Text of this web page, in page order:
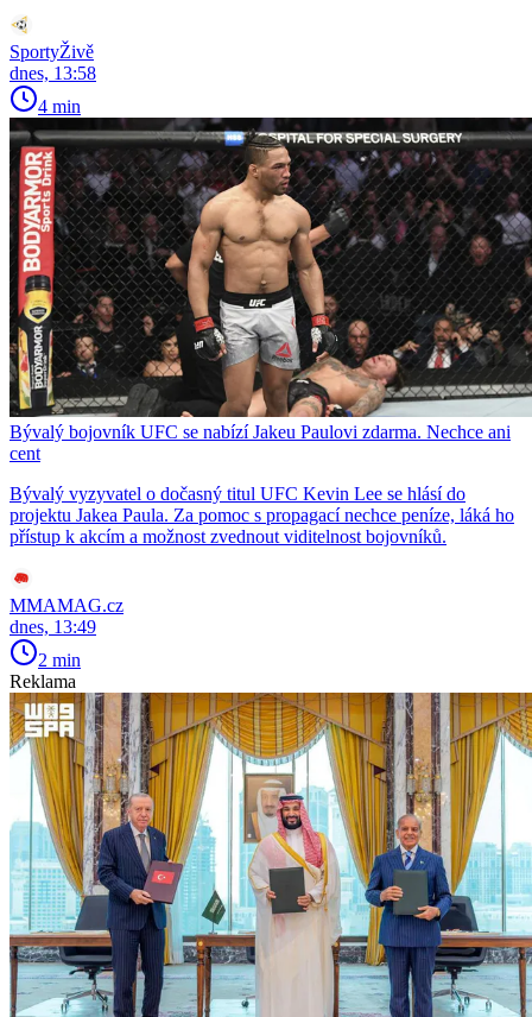
SportyŽivě
dnes, 13:58
4 min
Bývalý bojovník UFC se nabízí Jakeu Paulovi zdarma. Nechce ani
cent
Bývalý vyzyvatel o dočasný titul UFC Kevin Lee se hlásí do
projektu Jakea Paula. Za pomoc s propagací nechce peníze, láká ho
přístup k akcím a možnost zvednout viditelnost bojovníků.
MMAMAG.cz
dnes, 13:49
2 min
Reklama